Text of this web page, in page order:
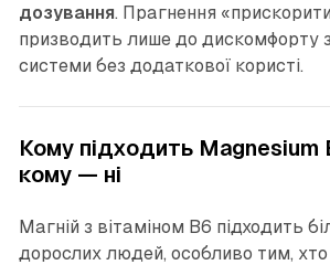
дозування. Прагнення
призводить лише до дискомфорту
системи без додаткової користі.
Кому підходить Magnesium
кому — ні
Магній з вітаміном B6 підходить
дорослих людей, особливо тим,